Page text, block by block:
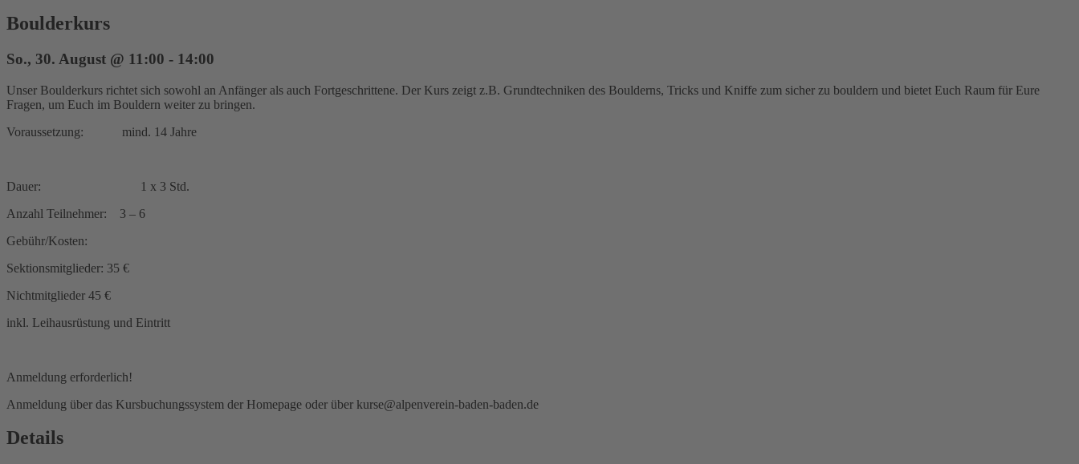
Boulderkurs
So., 30. August @ 11:00 - 14:00
Unser Boulderkurs richtet sich sowohl an Anfänger als auch Fortgeschrittene. Der Kurs zeigt z.B. Grundtechniken des Boulderns, Tricks und Kniffe zum sicher zu bouldern und bietet Euch Raum für Eure
Fragen, um Euch im Bouldern weiter zu bringen.
Voraussetzung: mind. 14 Jahre
Dauer: 1 x 3 Std.
Anzahl Teilnehmer: 3 – 6
Gebühr/Kosten:
Sektionsmitglieder: 35 €
Nichtmitglieder 45 €
inkl. Leihausrüstung und Eintritt
Anmeldung erforderlich!
Anmeldung über das Kursbuchungssystem der Homepage oder über kurse@alpenverein-baden-baden.de
Details